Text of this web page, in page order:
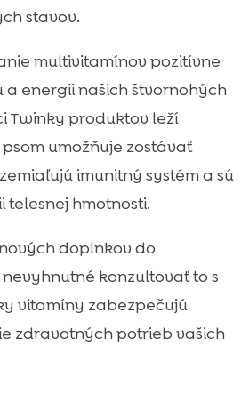
stavov.
multivitamínov pozitívne
energii našich štvornohých
Twinky produktov leží
psom umožňuje zostávať
imunitný systém a sú
hmotnosti.
doplnkov do
konzultovať to s
vitamíny zabezpečujú
zdravotných potrieb vašich